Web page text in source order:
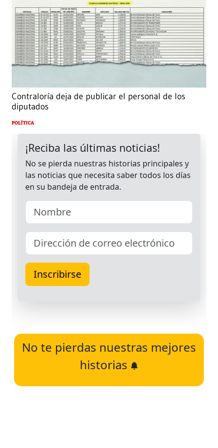
Contraloría deja de publicar el personal de los
diputados
POLÍTICA
No te pierdas nuestras mejores
historias